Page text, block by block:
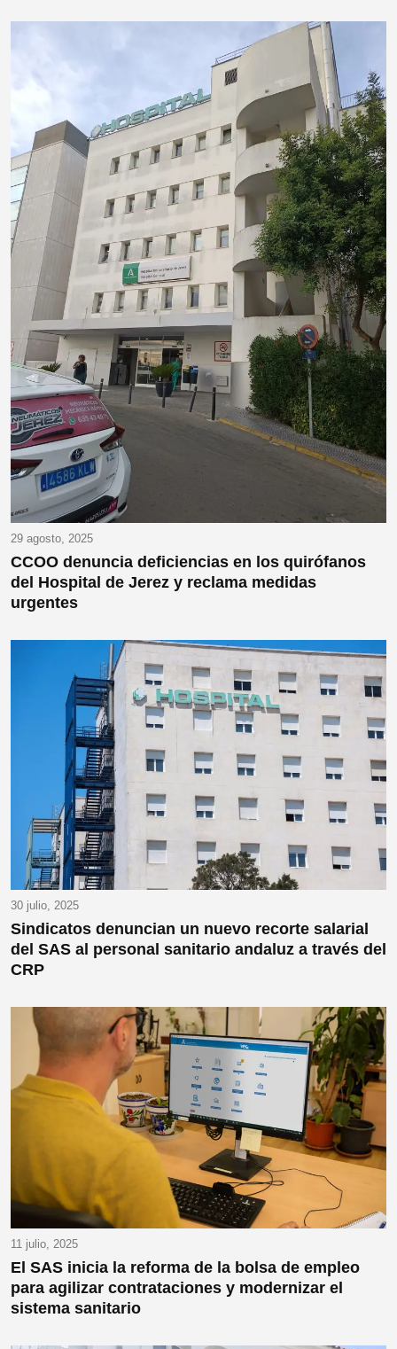
29 agosto, 2025
CCOO denuncia deficiencias en los quirófanos
del Hospital de Jerez y reclama medidas
urgentes
30 julio, 2025
Sindicatos denuncian un nuevo recorte salarial
del SAS al personal sanitario andaluz a través del
CRP
11 julio, 2025
El SAS inicia la reforma de la bolsa de empleo
para agilizar contrataciones y modernizar el
sistema sanitario